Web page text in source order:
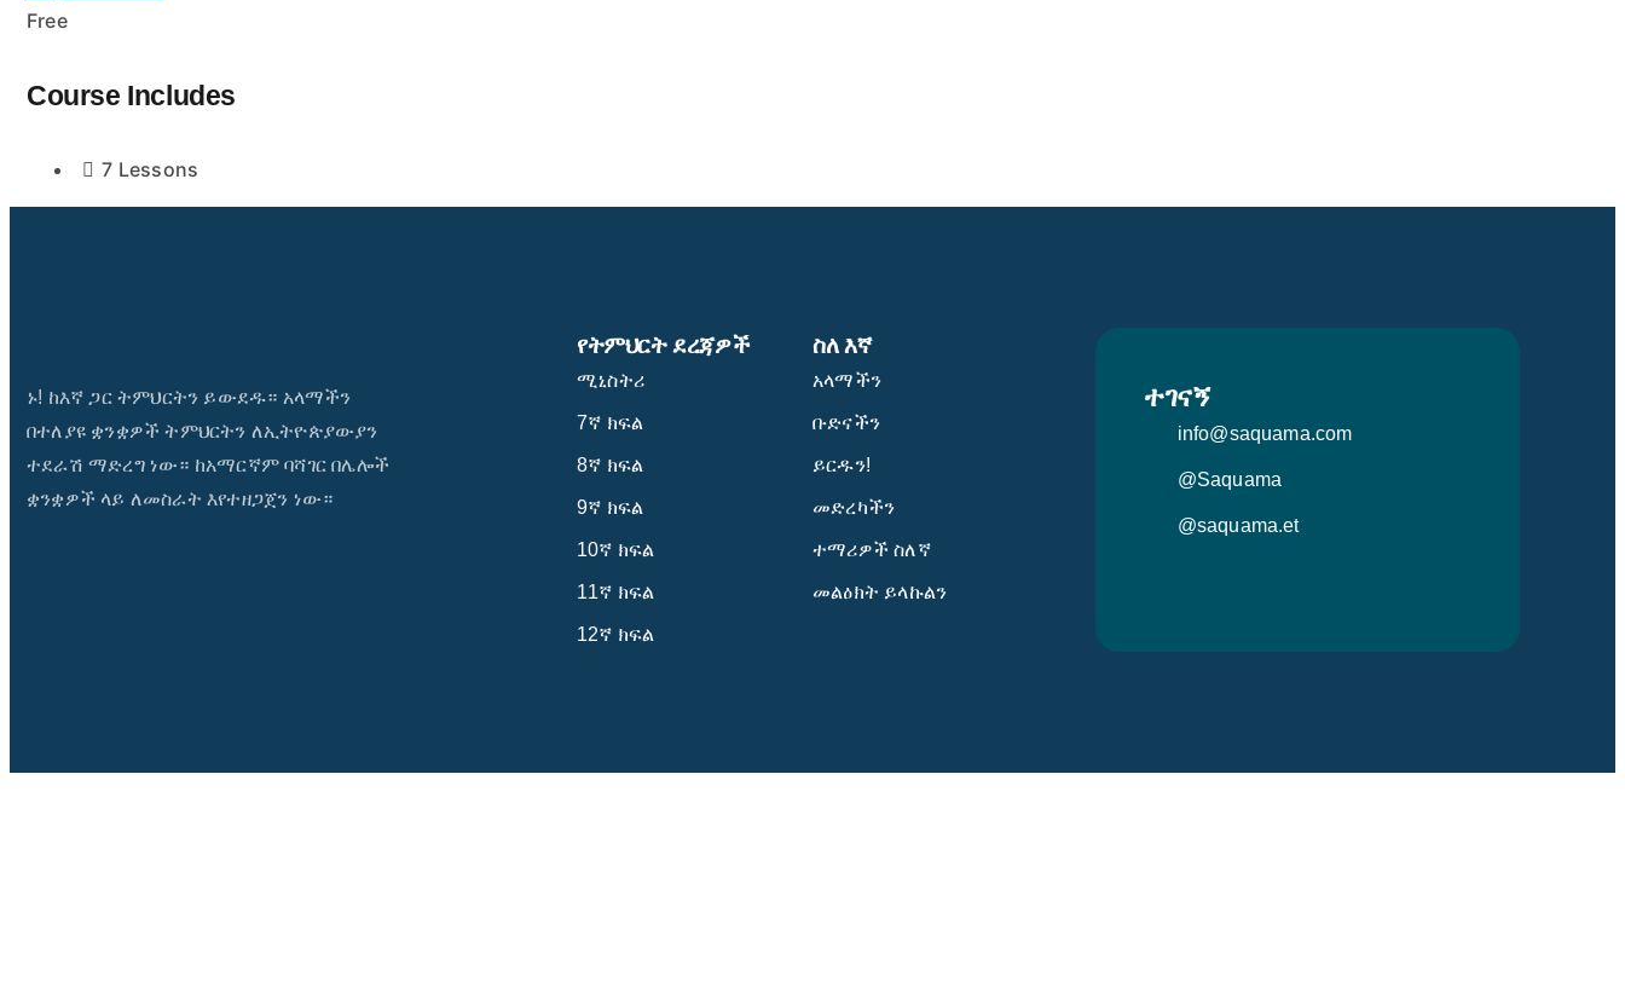
Free
Course Includes
7 Lessons
ኑ! ከእኛ ጋር ትምህርትን ይውደዱ። አላማችን
በተለያዩ ቋንቋዎች ትምህርትን ለኢትዮጵያውያን
ተደራሽ ማድረግ ነው። ከአማርኛም ባሻገር በሌሎች
ቋንቋዎች ላይ ለመስራት እየተዘጋጀን ነው።
የትምህርት ደረጃዎች
ሚኒስትሪ
7ኛ ክፍል
8ኛ ክፍል
9ኛ ክፍል
10ኛ ክፍል
11ኛ ክፍል
12ኛ ክፍል
ስለ እኛ
አላማችን
ቡድናችን
ይርዱን!
መድረካችን
ተማሪዎች ስለኛ
መልዕክት ይላኩልን
ተገናኝ
info@saquama.com
@Saquama
@saquama.et